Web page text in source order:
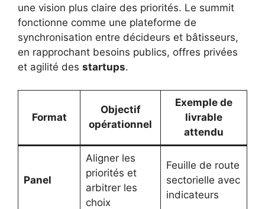
une vision plus claire des priorités. Le summit
fonctionne comme une plateforme de
synchronisation entre décideurs et bâtisseurs,
en rapprochant besoins publics, offres privées
et agilité des startups.
Format
Objectif
opérationnel
Exemple de
livrable
attendu
Panel
Aligner les
priorités et
arbitrer les
choix
Feuille de route
sectorielle avec
indicateurs